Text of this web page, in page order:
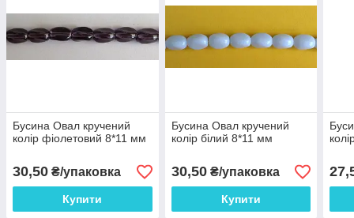
Бусина Овал кручений
колір фіолетовий 8*11 мм
30,50 ₴/упаковка
Купити
Бусина Овал кручений
колір білий 8*11 мм
30,50₴/упаковка
Купити